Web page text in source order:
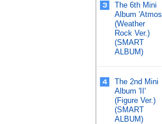
The 6th Mini
Album
(Weather
Rock Ver.)
(SMART
ALBUM)
The 2nd Mini
Album 'II'
(Figure Ver.)
(SMART
ALBUM)